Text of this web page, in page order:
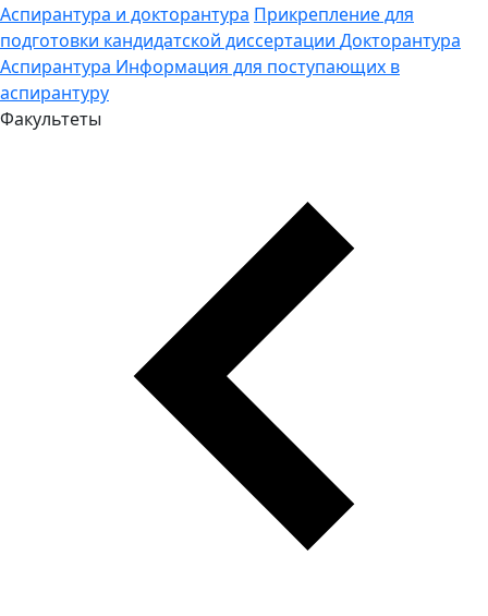
Аспирантура и докторантура Прикрепление для
подготовки кандидатской диссертации Докторантура
Аспирантура Информация для поступающих в
аспирантуру
Факультеты